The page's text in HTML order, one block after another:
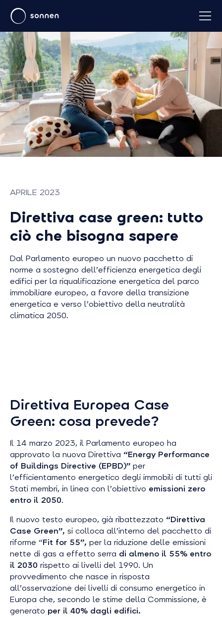
APRILE 2023
Direttiva case green: tutto
ciò che bisogna sapere
Dal Parlamento europeo un nuovo pacchetto di
norme a sostegno dell’efficienza energetica degli
edifici per la riqualificazione energetica del parco
immobiliare europeo, a favore della transizione
energetica e verso l’obiettivo della neutralità
climatica 2050.
Direttiva Europea Case
Green: cosa prevede?
Il 14 marzo 2023, il Parlamento europeo ha
approvato la nuova Direttiva “Energy Performance
of Buildings Directive (EPBD)” per
l’efficientamento energetico degli immobili di tutti gli
Stati membri, in linea con l’obiettivo emissioni zero
entro il 2050.
Il nuovo testo europeo, già ribattezzato “Direttiva
Case Green”, si colloca all’interno del pacchetto di
riforme “Fit for 55”, per la riduzione delle emissioni
nette di gas a effetto serra di almeno il 55% entro
il 2030 rispetto ai livelli del 1990. Un
provvedimento che nasce in risposta
all’osservazione dei livelli di consumo energetico in
Europa che, secondo le stime della Commissione, è
generato per il 40% dagli edifici.